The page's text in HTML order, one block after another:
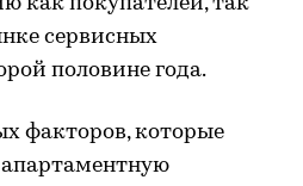
сервисных
половине года.
факторов, которые